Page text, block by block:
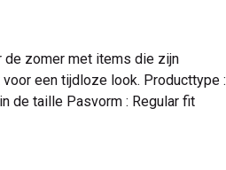
de zomer met items die zijn
een tijdloze look. Producttype :
de taille Pasvorm : Regular fit